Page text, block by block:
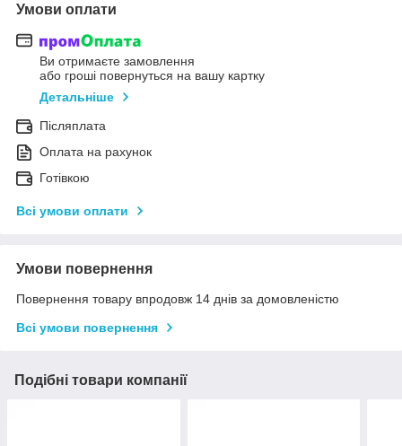
Умови оплати
Ви отримаєте замовлення
або гроші повернуться на вашу картку
Детальніше
Післяплата
Оплата на рахунок
Готівкою
Всі умови оплати
Умови повернення
Повернення товару впродовж 14 днів за домовленістю
Всі умови повернення
Подібні товари компанії